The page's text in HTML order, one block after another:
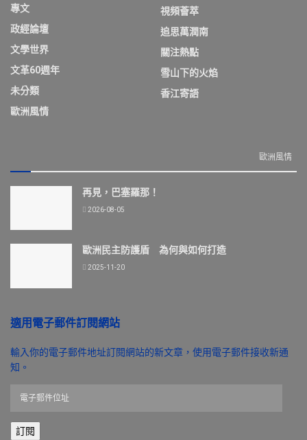
專文
政經論壇
文學世界
文革60週年
未分類
歐洲風情
視頻薈萃
追思萬潤南
關注熱點
雪山下的火焰
香江寄語
歐洲風情
再見，巴塞羅那！
2026-08-05
歐洲民主防護盾 為何與如何打造
2025-11-20
適用電子郵件訂閱網站
輸入你的電子郵件地址訂閱網站的新文章，使用電子郵件接收新通
知。
郵
件訂閱